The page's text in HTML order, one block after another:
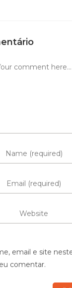
email e site
comentar.